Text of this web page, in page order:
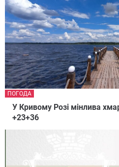
У Кривому Розі мінлива
+23+36
ПОГОДА